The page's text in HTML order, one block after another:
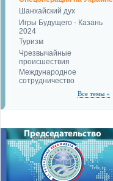
Шанхайский дух
Игры Будущего - Казань
2024
Туризм
Чрезвычайные
происшествия
Международное
сотрудничество
Все темы »